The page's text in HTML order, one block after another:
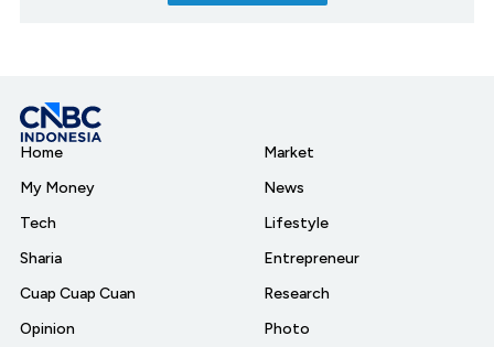
Home
My Money
Tech
Sharia
Cuap Cuap Cuan
Opinion
Market
News
Lifestyle
Entrepreneur
Research
Photo